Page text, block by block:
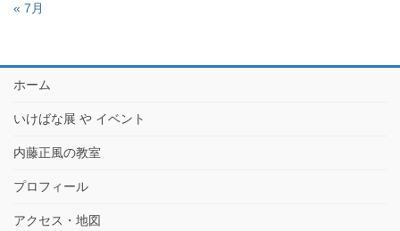
« 7月
ホーム
いけばな展 や イベント
内藤正風の教室
プロフィール
アクセス・地図